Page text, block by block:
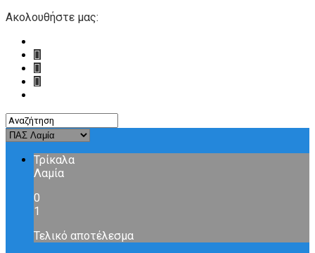
Ακολουθήστε μας:
Τρίκαλα
Λαμία
0
1
Τελικό αποτέλεσμα